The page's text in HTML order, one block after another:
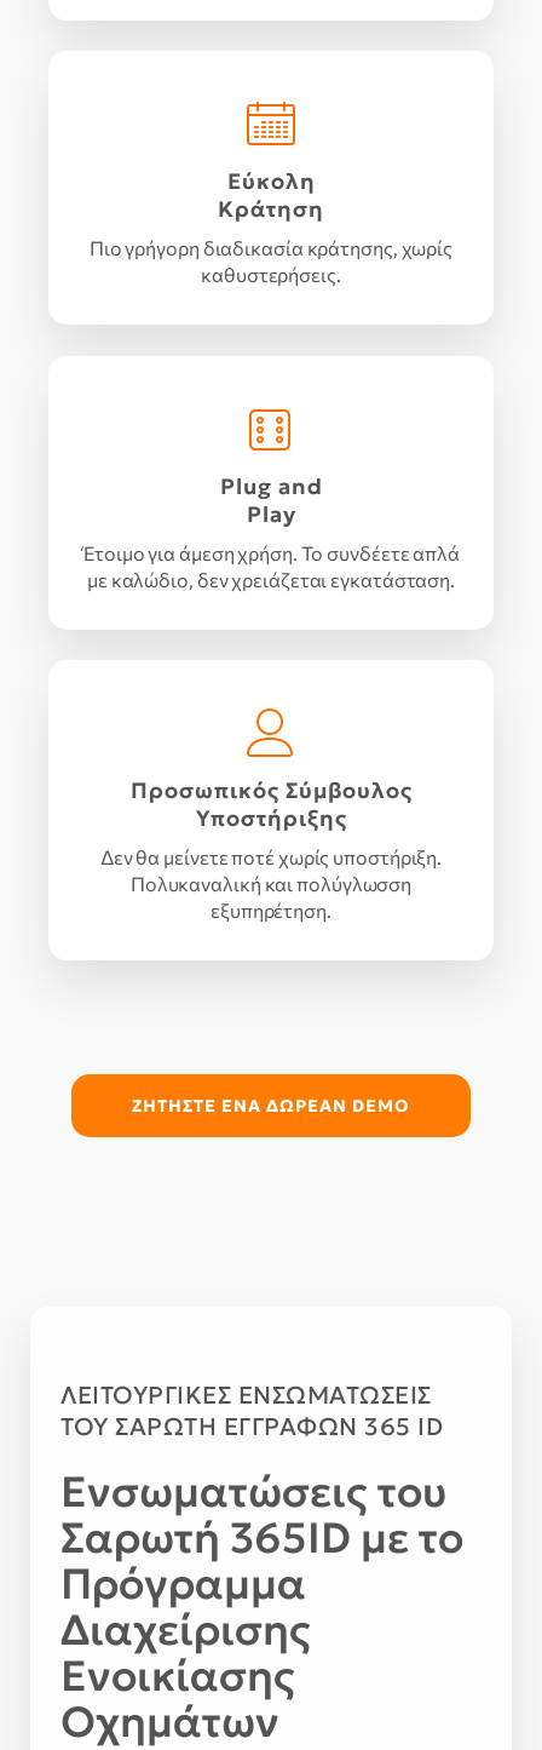
Εύκολη
Κράτηση
Πιο γρήγορη διαδικασία κράτησης, χωρίς
καθυστερήσεις.
Plug and
Play
Έτοιμο για άμεση χρήση. Το συνδέετε απλά
με καλώδιο, δεν χρειάζεται εγκατάσταση.
Προσωπικός Σύμβουλος
Υποστήριξης
Δεν θα μείνετε ποτέ χωρίς υποστήριξη.
Πολυκαναλική και πολύγλωσση
εξυπηρέτηση.
ΖΗΤΉΣΤΕ ΕΝΑ ΔΩΡΕΑΝ DEMO
ΛΕΙΤΟΥΡΓΙΚΕΣ ΕΝΣΩΜΑΤΩΣΕΙΣ
ΤΟΥ ΣΑΡΩΤΗ ΕΓΓΡΑΦΩΝ 365 ID
Ενσωματώσεις του
Σαρωτή 365ID με το
Πρόγραμμα
Διαχείρισης
Ενοικίασης
Οχημάτων